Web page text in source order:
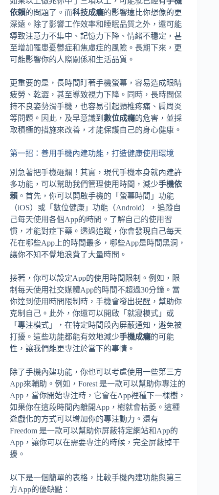
依賴的問題了。而科技成癮的影響遠比你想像的更
深遠。除了影響工作效率和睡眠品質之外，還可能
導致注意力不集中、記憶力下降、情緒不穩定，甚
至增加罹患憂鬱症和焦慮症的風險。長期下來，更
可能影響你的人際關係和生活品質。
更重要的是，長時間盯著手機螢幕，容易造成眼睛
疲勞、乾澀，甚至導致視力下降。同時，長時間保
持不良姿勢滑手機，也容易引起頸椎疼痛、肩周炎
等問題。因此，及早意識到 數位成癮的危害，並採
取積極的措施來改善，才能保護自己的身心健康。
第一招：善用手機內建功能，打造健康使用環境
別急著把手機砸爛！其實，現代手機本身就內建許
多功能，可以幫助我們管理使用時間，減少手機依
賴 。首先，你可以開啟手機的「螢幕時間」功能
（iOS）或「數位健康」功能（Android），追蹤自
己每天使用各個App的時間。了解自己的使用習
慣，才能對症下藥。透過追蹤，你會發現自己每天
花在哪些App上的時間最多，哪些App是時間黑洞，
讓你不知不覺地浪費了大量時間。
接著，你可以設定App的使用時間限制。例如，限
制每天使用社交媒體App的時間不超過30分鐘。當
你達到使用時間限制時，手機會發出提醒，幫助你
克制自己。此外，你還可以開啟「就寢模式」或
「專注模式」，在特定時間段內屏蔽通知，避免被
打擾。這些功能都能有效地減少手機成癮的可能
性，讓我們能更專注於當下的事情。
除了手機內建功能，你也可以考慮使用一些第三方
App來輔助。例如，Forest 是一款可以幫助你專注的
App，當你開始專注時，它會在App裡種下一棵樹，
如果你在這段時間內離開App，樹就會枯萎。這種
遊戲化的方式可以增加你的專注動力。還有
Freedom 是一款可以幫助你屏蔽特定網站和App的
App，讓你可以在需要專注的時候，完全屏蔽掉干
擾。
以下是一個簡單的表格，比較手機內建功能與第三
方App的優缺點：